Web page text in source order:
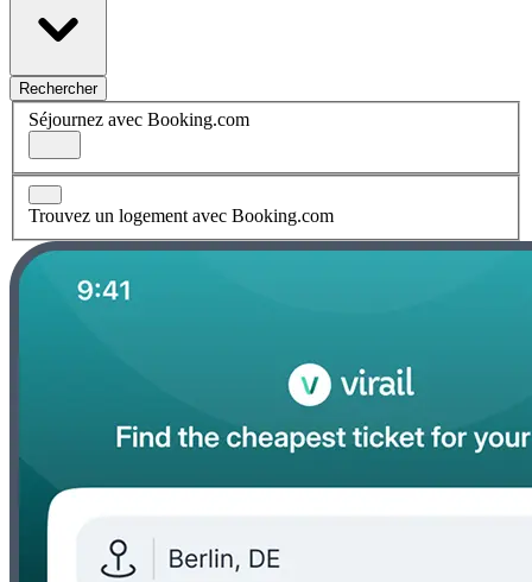
Rechercher
Séjournez avec Booking.com
Trouvez un logement avec Booking.com